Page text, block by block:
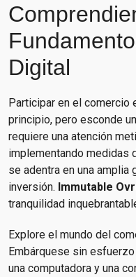
Digital
Participar en el comercio
principio, pero esconde
requiere una atención
implementando medidas
se adentra en una amplia
inversión. Immutable
tranquilidad
Explore el mundo del
Embárquese sin
una computadora y una